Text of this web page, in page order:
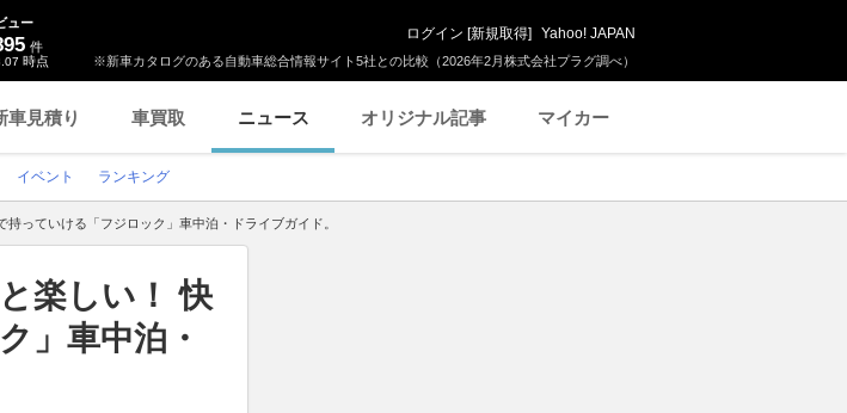
※新車カタログのある自動車総合情報サイト5社との比較（2026年2月株式会社プラグ調べ）
ュー
件
時点
ログイン [新規取得] Yahoo! JAPAN
車見積り 車買取 ニュース オリジナル記事 マイカー
イベント ランキング
っていける「フジロック」車中泊・ドライブガイド。
楽しい！ 快
」車中泊・